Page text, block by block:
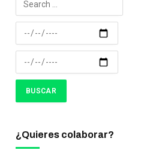
¿Quieres colaborar?